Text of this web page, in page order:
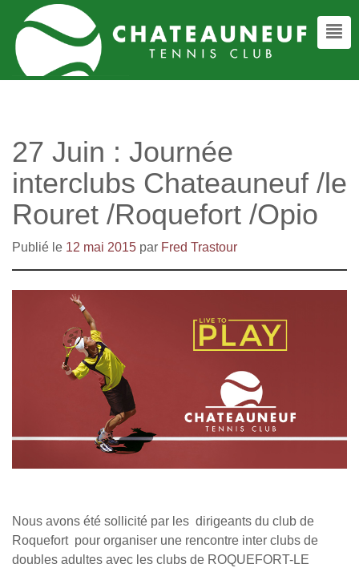
27 Juin : Journée
interclubs Chateauneuf /le
Rouret /Roquefort /Opio
Publié le 12 mai 2015 par Fred Trastour
Nous avons été sollicité par les dirigeants du club de
Roquefort pour organiser une rencontre inter clubs de
doubles adultes avec les clubs de ROQUEFORT-LE